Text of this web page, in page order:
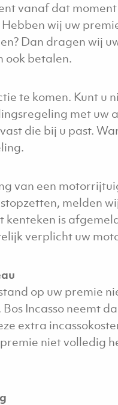
vanaf dat
wij uw
Dan dragen wij
ook betalen.
te komen. Kunt u
met uw
die bij u past.
van een
melden
kenteken is
verplicht uw
op uw premie
Bos Incasso neemt
extra
niet volledig